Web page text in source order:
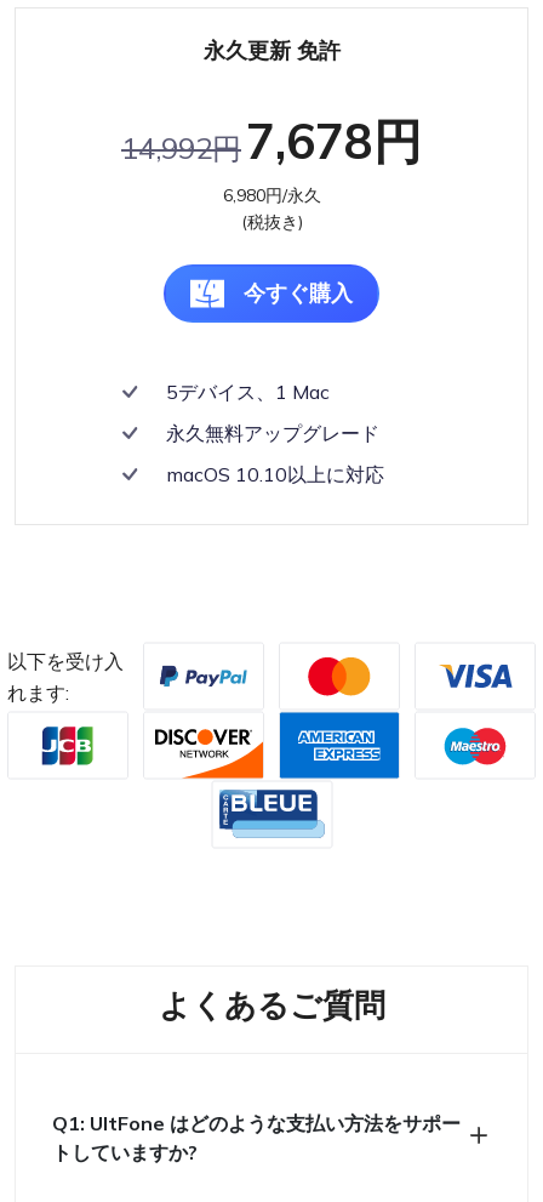
永久更新 免許
14,992円 7,678円
6,980円/永久
(税抜き)
今すぐ購入
5デバイス、1 Mac
永久無料アップグレード
macOS 10.10以上に対応
以下を受け入
れます:
よくあるご質問
Q1: UltFone はどのような支払い方法をサポー
トしていますか?